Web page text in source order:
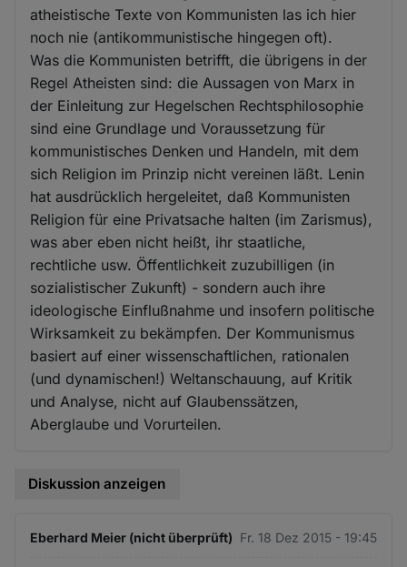
atheistische Texte von Kommunisten las ich hier
noch nie (antikommunistische hingegen oft).
Was die Kommunisten betrifft, die übrigens in der
Regel Atheisten sind: die Aussagen von Marx in
der Einleitung zur Hegelschen Rechtsphilosophie
sind eine Grundlage und Voraussetzung für
kommunistisches Denken und Handeln, mit dem
sich Religion im Prinzip nicht vereinen läßt. Lenin
hat ausdrücklich hergeleitet, daß Kommunisten
Religion für eine Privatsache halten (im Zarismus),
was aber eben nicht heißt, ihr staatliche,
rechtliche usw. Öffentlichkeit zuzubilligen (in
sozialistischer Zukunft) - sondern auch ihre
ideologische Einflußnahme und insofern politische
Wirksamkeit zu bekämpfen. Der Kommunismus
basiert auf einer wissenschaftlichen, rationalen
(und dynamischen!) Weltanschauung, auf Kritik
und Analyse, nicht auf Glaubenssätzen,
Aberglaube und Vorurteilen.
Diskussion anzeigen
Eberhard Meier (nicht überprüft) Fr. 18 Dez 2015 - 19:45